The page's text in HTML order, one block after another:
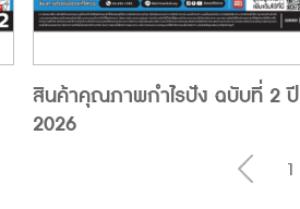
สินค้าคุณภาพกำไรปัง ฉบับที่ 2 ปี
2026
1